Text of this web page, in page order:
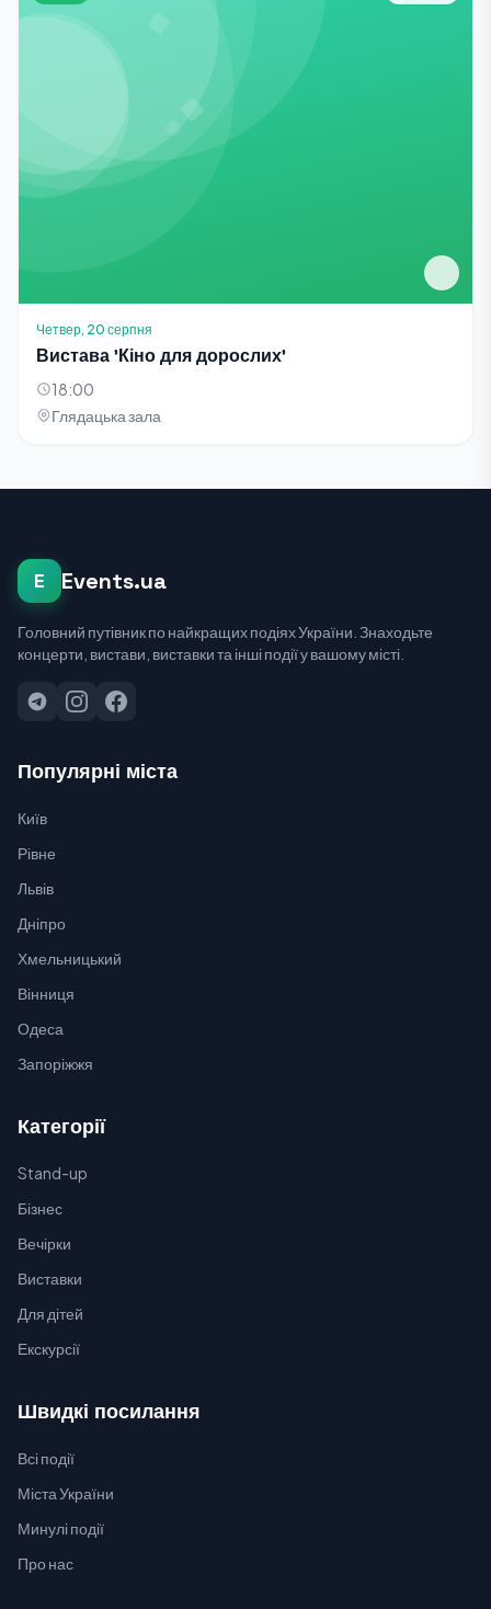
Четвер, 20 серпня
Вистава 'Кіно для дорослих'
18:00
Глядацька зала
E Events.ua
Головний путівник по найкращих подіях України. Знаходьте
концерти, вистави, виставки та інші події у вашому місті.
Популярні міста
Київ
Рівне
Львів
Дніпро
Хмельницький
Вінниця
Одеса
Запоріжжя
Категорії
Stand-up
Бізнес
Вечірки
Виставки
Для дітей
Екскурсії
Швидкі посилання
Всі події
Міста України
Минулі події
Про нас